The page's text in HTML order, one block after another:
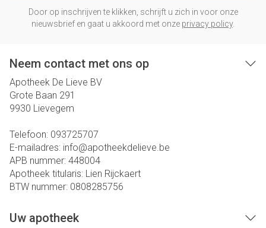
Door op inschrijven te klikken, schrijft u zich in voor onze
nieuwsbrief en gaat u akkoord met onze privacy policy.
Neem contact met ons op
Apotheek De Lieve BV
Grote Baan 291
9930 Lievegem
Telefoon: 093725707
E-mailadres: info@apotheekdelieve.be
APB nummer: 448004
Apotheek titularis: Lien Rijckaert
BTW nummer: 0808285756
Uw apotheek